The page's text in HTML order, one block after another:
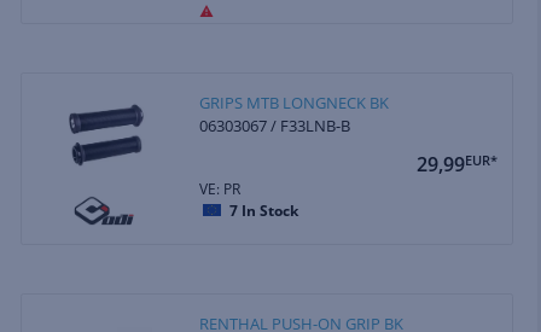
GRIPS MTB LONGNECK BK
06303067 / F33LNB-B
29,99EUR*
VE: PR
7 In Stock
RENTHAL PUSH-ON GRIP BK